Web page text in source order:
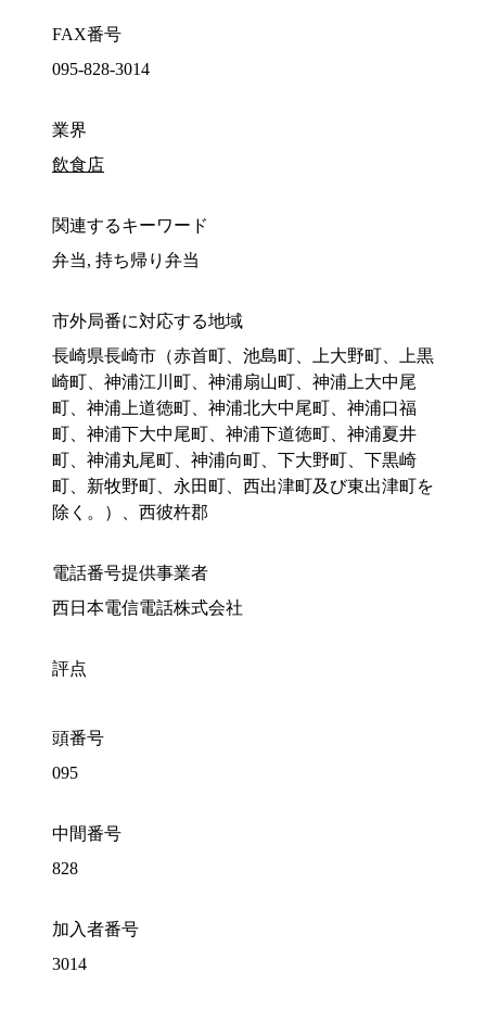
FAX番号
095-828-3014
業界
飲食店
関連するキーワード
弁当, 持ち帰り弁当
市外局番に対応する地域
長崎県長崎市（赤首町、池島町、上大野町、上黒
崎町、神浦江川町、神浦扇山町、神浦上大中尾
町、神浦上道徳町、神浦北大中尾町、神浦口福
町、神浦下大中尾町、神浦下道徳町、神浦夏井
町、神浦丸尾町、神浦向町、下大野町、下黒崎
町、新牧野町、永田町、西出津町及び東出津町を
除く。）、西彼杵郡
電話番号提供事業者
西日本電信電話株式会社
評点
頭番号
095
中間番号
828
加入者番号
3014